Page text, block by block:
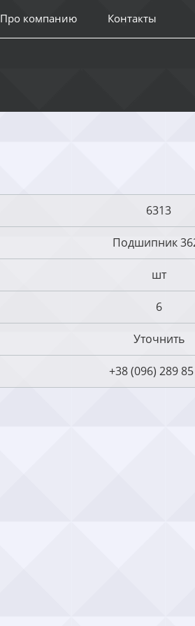
Про компанию Контакты
6313
Подшипник
шт
6
Уточнить
+38 (096) 289